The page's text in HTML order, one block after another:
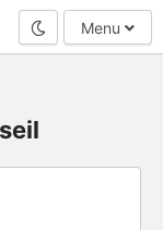
Mode nuit
Menu